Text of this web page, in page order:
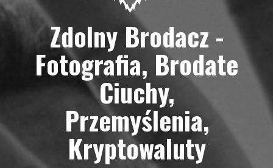
Zdolny Brodacz -
Fotografia, Brodate
Ciuchy,
Przemyślenia,
Kryptowaluty